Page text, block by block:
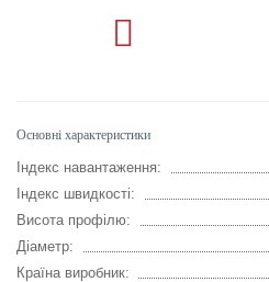
Основні характеристики
Індекс навантаження:
Індекс швидкості:
Висота профілю:
Діаметр:
Країна виробник: